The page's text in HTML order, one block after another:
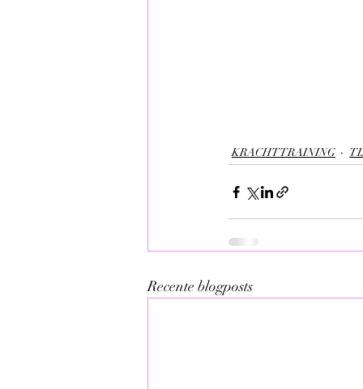
KRACHTTRAINING
Recente blogposts